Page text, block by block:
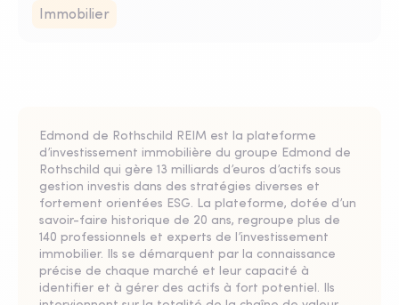
Immobilier
Edmond de Rothschild REIM est la plateforme
d’investissement immobilière du groupe Edmond de
Rothschild qui gère 13 milliards d’euros d’actifs sous
gestion investis dans des stratégies diverses et
fortement orientées ESG. La plateforme, dotée d’un
savoir-faire historique de 20 ans, regroupe plus de
140 professionnels et experts de l’investissement
immobilier. Ils se démarquent par la connaissance
précise de chaque marché et leur capacité à
identifier et à gérer des actifs à fort potentiel. Ils